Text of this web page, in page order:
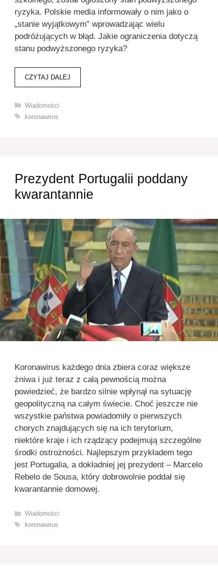
ryzyka. Polskie media informowały o nim jako o
„stanie wyjątkowym” wprowadzając wielu
podróżujących w błąd. Jakie ograniczenia dotyczą
stanu podwyższonego ryzyka?
CZYTAJ DALEJ
Kategorie
Wiadomości
Tagi
koronawirus
Prezydent Portugalii poddany
kwarantannie
Koronawirus każdego dnia zbiera coraz większe
żniwa i już teraz z całą pewnością można
powiedzieć, że bardzo silnie wpłynął na sytuację
geopolityczną na całym świecie. Choć jeszcze nie
wszystkie państwa powiadomiły o pierwszych
chorych znajdujących się na ich terytorium,
niektóre kraje i ich rządzący podejmują szczególne
środki ostrożności. Najlepszym przykładem tego
jest Portugalia, a dokładniej jej prezydent – Marcelo
Rebelo de Sousa, który dobrowolnie poddał się
kwarantannie domowej.
Kategorie
Wiadomości
Tagi
koronawirus